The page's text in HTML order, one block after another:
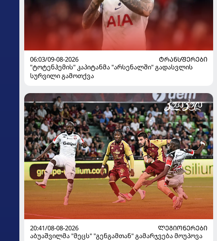
06:03/09-08-2026
ᲢᲠᲐᲜᲡᲤᲔᲠᲔᲑᲘ
"ტოტენჰემის" კაპიტანმა "არსენალში" გადასვლის
სურვილი გამოთქვა
20:41/08-08-2026
ᲚᲔᲒᲘᲝᲜᲔᲠᲔᲑᲘ
აბუაშვილმა "მეცს" "გენგამთან" გამარჯვება მოუპოვა